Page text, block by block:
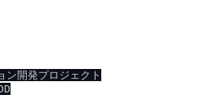
開発プロジェクト